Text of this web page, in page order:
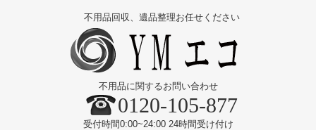
不用品回収、遺品整理お任せください
不用品に関するお問い合わせ
0120-105-877
受付時間0:00~24:00 24時間受け付け